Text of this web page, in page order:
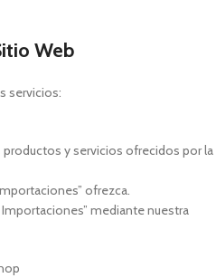
Web
servicios:
y servicios ofrecidos por la
ofrezca.
mediante nuestra